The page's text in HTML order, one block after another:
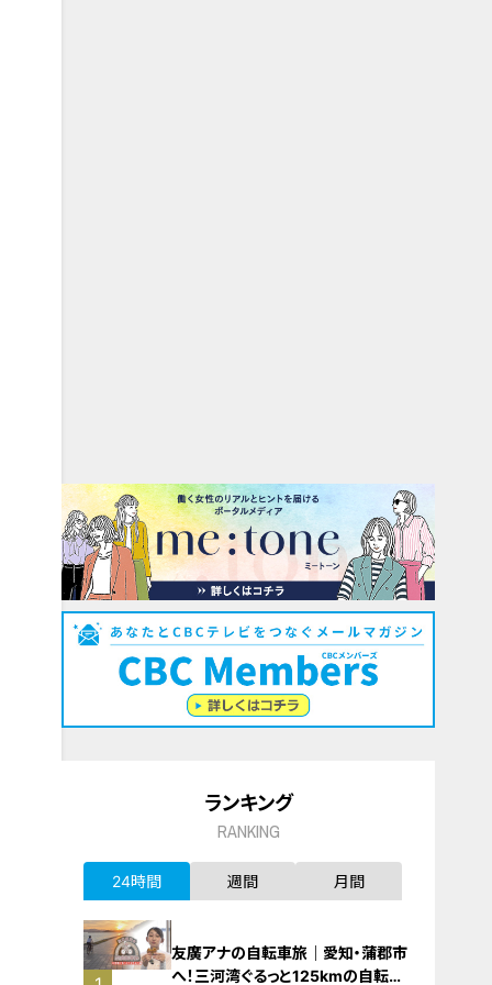
ランキング
RANKING
24時間 週間 月間
友廣アナの自転車旅｜愛知・蒲郡市
へ！三河湾ぐるっと125kmの自転車